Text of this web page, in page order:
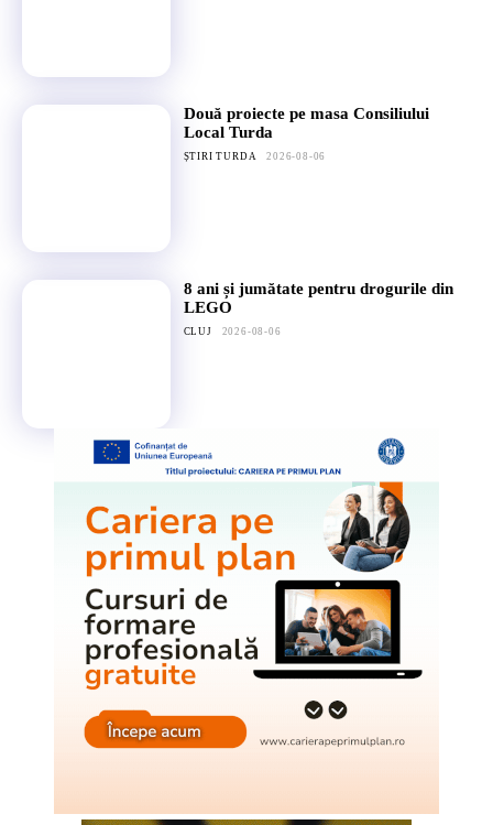
Două proiecte pe masa Consiliului
Local Turda
ȘTIRI TURDA 2026-08-06
8 ani și jumătate pentru drogurile din
LEGO
CLUJ 2026-08-06